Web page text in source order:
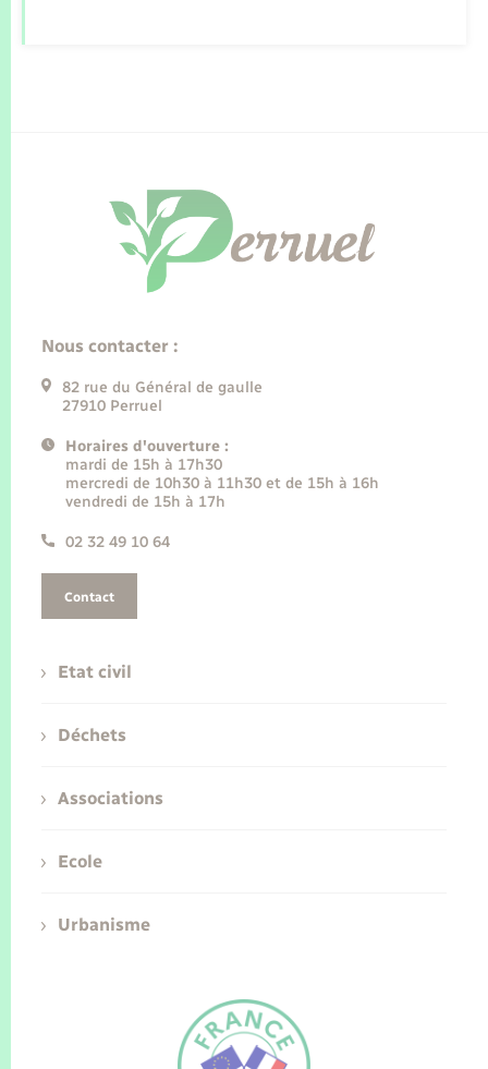
Nous contacter :
82 rue du Général de gaulle
27910 Perruel
Horaires d'ouverture :
mardi de 15h à 17h30
mercredi de 10h30 à 11h30 et de 15h à 16h
vendredi de 15h à 17h
02 32 49 10 64
Contact
Etat civil
Déchets
Associations
Ecole
Urbanisme